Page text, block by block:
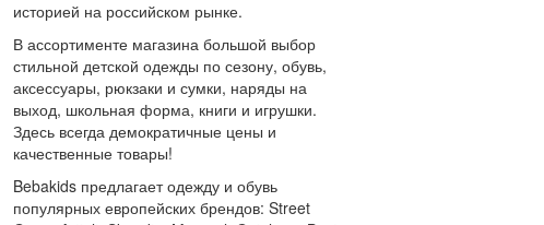
историей на российском рынке.
В ассортименте магазина большой выбор
стильной детской одежды по сезону, обувь,
аксессуары, рюкзаки и сумки, наряды на
выход, школьная форма, книги и игрушки.
Здесь всегда демократичные цены и
качественные товары!
Bebakids предлагает одежду и обувь
популярных европейских брендов: Street